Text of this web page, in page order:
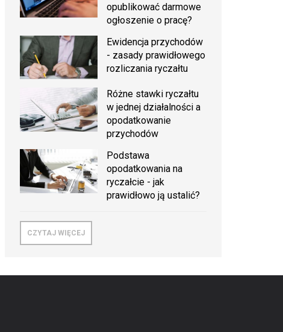
opublikować darmowe
ogłoszenie o pracę?
Ewidencja przychodów
- zasady prawidłowego
rozliczania ryczałtu
Różne stawki ryczałtu
w jednej działalności a
opodatkowanie
przychodów
Podstawa
opodatkowania na
ryczałcie - jak
prawidłowo ją ustalić?
CZYTAJ WIĘCEJ